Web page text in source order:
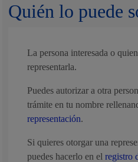
Quién lo puede
La persona interesada o
representarla.
Puedes autorizar a otra
trámite en tu nombre
representación.
Si quieres otorgar una
puedes hacerlo en elregistro